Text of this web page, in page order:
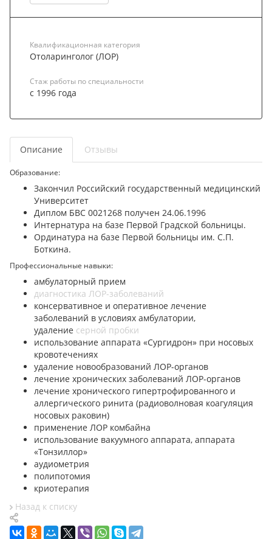
Квалификационная категория
Отоларинголог (ЛОР)
Стаж работы по специальности
с 1996 года
Описание Отзывы
Образование:
Закончил Российский государственный медицинский
Университет
Диплом БВС 0021268 получен 24.06.1996
Интернатура на базе Первой Градской больницы.
Ординатура на базе Первой больницы им. С.П.
Боткина.
Профессиональные навыки:
амбулаторный прием
диагностика ЛОР-заболеваний
консервативное и оперативное лечение
заболеваний в условиях амбулатории,
удаление серной пробки
использование аппарата «Сургидрон» при носовых
кровотечениях
удаление новообразований ЛОР-органов
лечение хронических заболеваний ЛОР-органов
лечение хронического гипертрофированного и
аллергического ринита (радиоволновая коагуляция
носовых раковин)
применение ЛОР комбайна
использование вакуумного аппарата, аппарата
«Тонзиллор»
аудиометрия
полипотомия
криотерапия
Назад к списку